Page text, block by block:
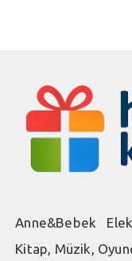
Anne&Bebek
Kitap, Müzik,